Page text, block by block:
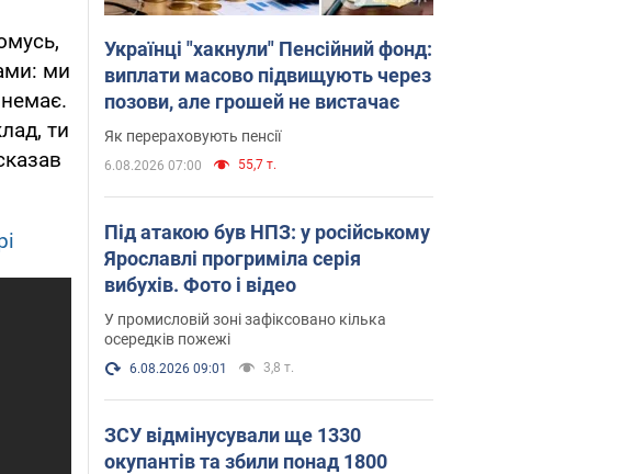
ми
ти
Українці "хакнули" Пенсійний фонд:
виплати масово підвищують через
позови, але грошей не вистачає
Як перераховують пенсії
6.08.2026 07:00 55,7 т.
Під атакою був НПЗ: у російському
Ярославлі прогриміла серія
вибухів. Фото і відео
У промисловій зоні зафіксовано кілька
осередків пожежі
6.08.2026 09:01 3,8 т.
ЗСУ відмінусували ще 1330
окупантів та збили понад 1800